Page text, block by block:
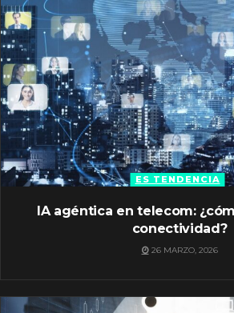
ES TENDENCIA
IA agéntica en telecom:
conectividad?
26 MARZO, 2026